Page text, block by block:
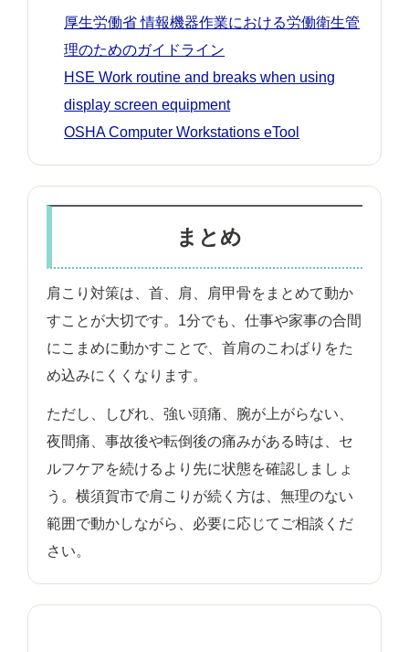
厚生労働省 情報機器作業における労働衛生管
理のためのガイドライン
HSE Work routine and breaks when using
display screen equipment
OSHA Computer Workstations eTool
まとめ
肩こり対策は、首、肩、肩甲骨をまとめて動か
すことが大切です。1分でも、仕事や家事の合間
にこまめに動かすことで、首肩のこわばりをた
め込みにくくなります。
ただし、しびれ、強い頭痛、腕が上がらない、
夜間痛、事故後や転倒後の痛みがある時は、セ
ルフケアを続けるより先に状態を確認しましょ
う。横須賀市で肩こりが続く方は、無理のない
範囲で動かしながら、必要に応じてご相談くだ
さい。